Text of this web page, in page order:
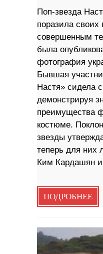
Поп-звезда
поразила своих
совершенным
была
фотография
Бывшая
Настя» сидела
демонстрируя
преимущества
костюме.
звезды
теперь для
Ким Кардашян
ПОДРОБНЕЕ